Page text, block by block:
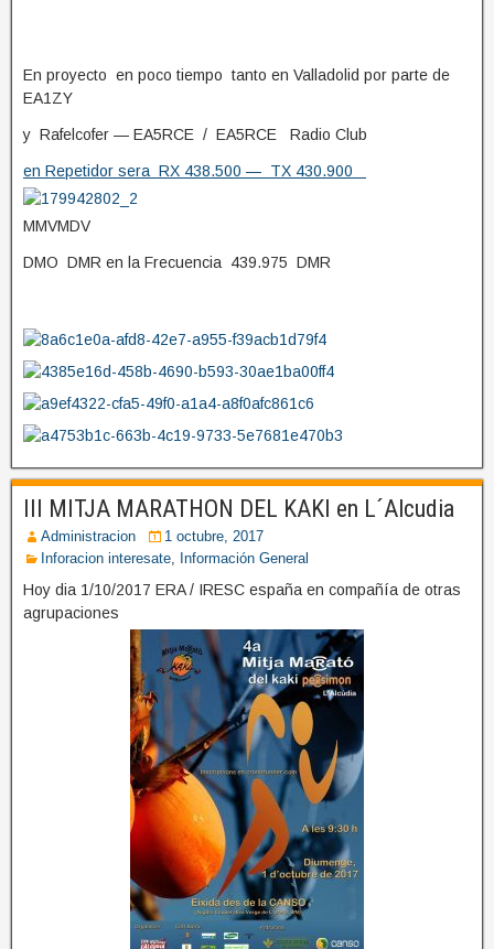
En proyecto en poco tiempo tanto en Valladolid por parte de
EA1ZY
y Rafelcofer — EA5RCE / EA5RCE Radio Club
en Repetidor sera RX 438.500 — TX 430.900
MMVMDV
DMO DMR en la Frecuencia 439.975 DMR
III MITJA MARATHON DEL KAKI en L´Alcudia
Administracion
1 octubre, 2017
Inforacion interesate
Información General
Hoy dia 1/10/2017 ERA / IRESC españa en compañía de otras
agrupaciones